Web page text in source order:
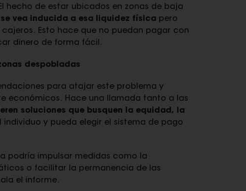
hecho de estar ubicados en zonas de baja
vea inducida a esa liquidez física pero
Esto hace que no puedan pagar con
dinero de forma fácil.
despobladas
para atajar este problema y
económicos. Hace una llamada tanto a las
soluciones que busquen la equidad, la
y pueda elegir el sistema de pago
podría impulsar medidas como la
o facilitar la permanencia de las
el informe.